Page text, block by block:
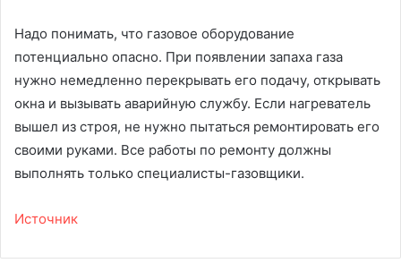
Надо понимать, что газовое оборудование
потенциально опасно. При появлении запаха газа
нужно немедленно перекрывать его подачу, открывать
окна и вызывать аварийную службу. Если нагреватель
вышел из строя, не нужно пытаться ремонтировать его
своими руками. Все работы по ремонту должны
выполнять только специалисты-газовщики.
Источник